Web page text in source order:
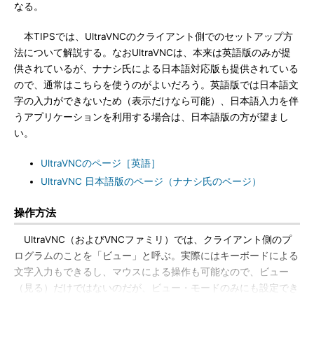
なる。
本TIPSでは、UltraVNCのクライアント側でのセットアップ方
法について解説する。なおUltraVNCは、本来は英語版のみが提
供されているが、ナナシ氏による日本語対応版も提供されている
ので、通常はこちらを使うのがよいだろう。英語版では日本語文
字の入力ができないため（表示だけなら可能）、日本語入力を伴
うアプリケーションを利用する場合は、日本語版の方が望まし
い。
UltraVNCのページ［英語］
UltraVNC 日本語版のページ（ナナシ氏のページ）
操作方法
UltraVNC（およびVNCファミリ）では、クライアント側のプ
ログラムのことを「ビュー」と呼ぶ。実際にはキーボードによる
文字入力もできるし、マウスによる操作も可能なので、ビュー
（見る）だけではないのだが、ビュー・モードのみにも設定でき